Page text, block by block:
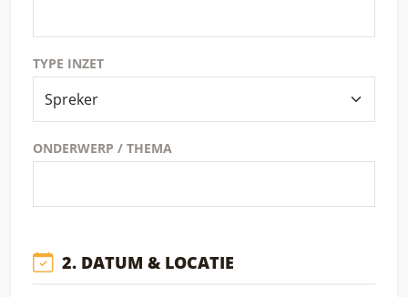
TYPE INZET
ONDERWERP / THEMA
2. DATUM & LOCATIE